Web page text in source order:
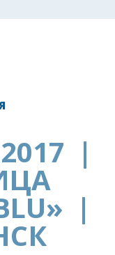
|
|